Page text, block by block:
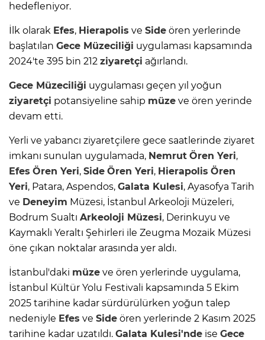
hedefleniyor.
İlk olarak Efes, Hierapolis ve Side ören yerlerinde
başlatılan Gece Müzeciliği uygulaması kapsamında
2024'te 395 bin 212 ziyaretçi ağırlandı.
Gece Müzeciliği uygulaması geçen yıl yoğun
ziyaretçi potansiyeline sahip müze ve ören yerinde
devam etti.
Yerli ve yabancı ziyaretçilere gece saatlerinde ziyaret
imkanı sunulan uygulamada, Nemrut Ören Yeri,
Efes Ören Yeri, Side Ören Yeri, Hierapolis Ören
Yeri, Patara, Aspendos, Galata Kulesi, Ayasofya Tarih
ve Deneyim Müzesi, İstanbul Arkeoloji Müzeleri,
Bodrum Sualtı Arkeoloji Müzesi, Derinkuyu ve
Kaymaklı Yeraltı Şehirleri ile Zeugma Mozaik Müzesi
öne çıkan noktalar arasında yer aldı.
İstanbul'daki müze ve ören yerlerinde uygulama,
İstanbul Kültür Yolu Festivali kapsamında 5 Ekim
2025 tarihine kadar sürdürülürken yoğun talep
nedeniyle Efes ve Side ören yerlerinde 2 Kasım 2025
tarihine kadar uzatıldı. Galata Kulesi'nde ise Gece